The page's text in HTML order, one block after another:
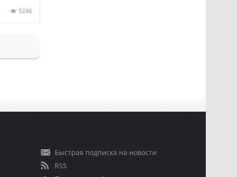
5246
Быстрая подписка на новости
RSS